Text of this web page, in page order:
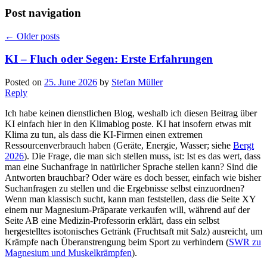
Post navigation
← Older posts
KI – Fluch oder Segen: Erste Erfahrungen
Posted on 25. June 2026 by Stefan Müller
Reply
Ich habe keinen dienstlichen Blog, weshalb ich diesen Beitrag über
KI einfach hier in den Klimablog poste. KI hat insofern etwas mit
Klima zu tun, als dass die KI-Firmen einen extremen
Ressourcenverbrauch haben (Geräte, Energie, Wasser; siehe Bergt
2026). Die Frage, die man sich stellen muss, ist: Ist es das wert, dass
man eine Suchanfrage in natürlicher Sprache stellen kann? Sind die
Antworten brauchbar? Oder wäre es doch besser, einfach wie bisher
Suchanfragen zu stellen und die Ergebnisse selbst einzuordnen?
Wenn man klassisch sucht, kann man feststellen, dass die Seite XY
einem nur Magnesium-Präparate verkaufen will, während auf der
Seite AB eine Medizin-Professorin erklärt, dass ein selbst
hergestelltes isotonisches Getränk (Fruchtsaft mit Salz) ausreicht, um
Krämpfe nach Überanstrengung beim Sport zu verhindern (SWR zu
Magnesium und Muskelkrämpfen).